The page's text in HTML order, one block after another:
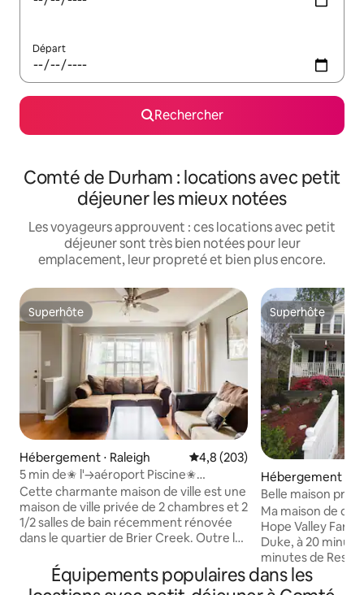
Départ
Rechercher
Comté de Durham : locations avec petit
déjeuner les mieux notées
Les voyageurs approuvent : ces locations avec petit
déjeuner sont très bien notées pour leur
emplacement, leur propreté et bien plus encore.
Superhôte
Superhôte
Hébergement ⋅ Raleigh Évaluation moyenne sur la
4,8 (203)
5 min de✬ l'→aéroport Piscine✬
Idéalement situé✬ WIFI
Cette charmante maison de ville est une
maison de ville privée de 2 chambres et 2
1/2 salles de bain récemment rénovée
dans le quartier de Brier Creek. Outre les
comprend un salon, une cuisine
entièrement équipée et un coin
Superhôte
Superhôte
Hébergement ⋅
Belle maison près
Ma maison de
Hope Valley
Duke, à 20
minutes de
dans un quartier
très proche des
Équipements populaires dans les